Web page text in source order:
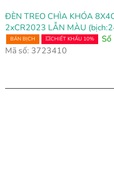
ĐÈN TREO CHÌA KHÓA
2xCR2023 LẪN MÀU
BÁN BỊCH 💥CHIẾT KHẤU 10% Số
Mã số: 3723410